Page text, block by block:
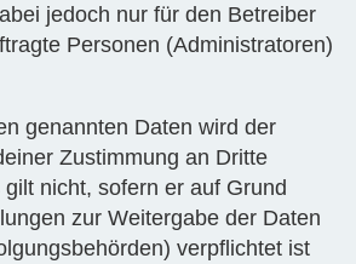
jedoch nur für den Betreiber
Personen (Administratoren)
genannten Daten wird der
Zustimmung an Dritte
nicht, sofern er auf Grund
zur Weitergabe der Daten
verpflichtet ist